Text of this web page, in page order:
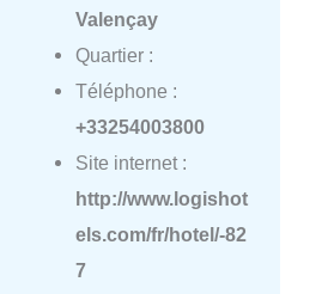
Valençay
Quartier :
Téléphone :
+33254003800
Site internet :
http://www.logishot
els.com/fr/hotel/-82
7